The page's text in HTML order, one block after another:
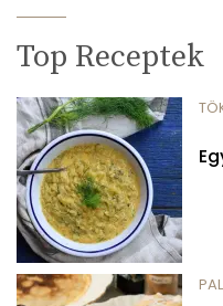
Top Receptek